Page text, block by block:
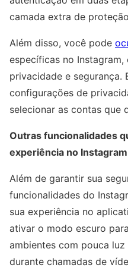
camada extra de
Além disso, você pode
específicas no Instagram,
privacidade e segurança.
configurações de
selecionar as contas que
Outras funcionalidades
experiência no Instagram
Além de garantir sua
funcionalidades do
sua experiência no
ativar o modo escuro
ambientes com pouca
durante chamadas de